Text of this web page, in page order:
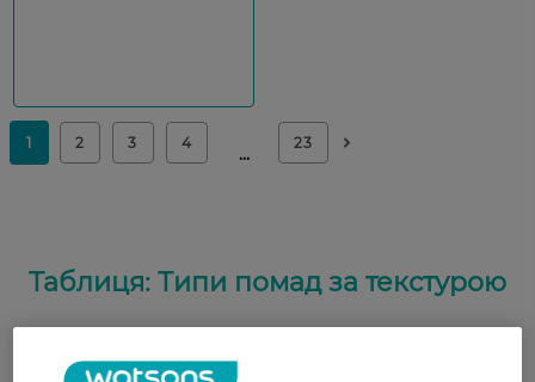
Таблиця: Типи помад за текстурою